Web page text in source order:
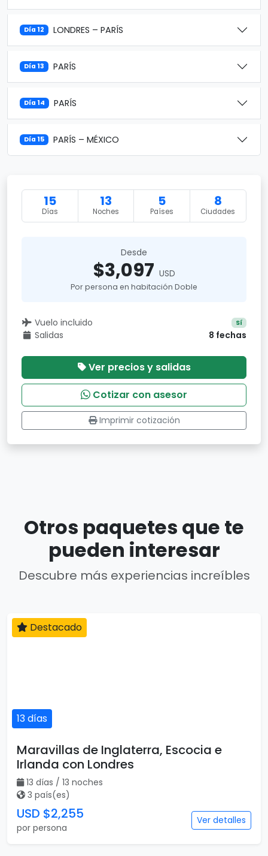
Día 12 LONDRES – PARÍS
Día 13 PARÍS
Día 14 PARÍS
Día 15 PARÍS – MÉXICO
15
Días
13
Noches
5
Países
8
Ciudades
Desde
$3,097 USD
Por persona en habitación Doble
Vuelo incluido Sí
Salidas 8 fechas
Ver precios y salidas
Cotizar con asesor
Imprimir cotización
Otros paquetes que te
pueden interesar
Descubre más experiencias increíbles
13 días
Destacado
Maravillas de Inglaterra, Escocia e
Irlanda con Londres
13 días / 13 noches
3 país(es)
USD $2,255
por persona
Ver detalles